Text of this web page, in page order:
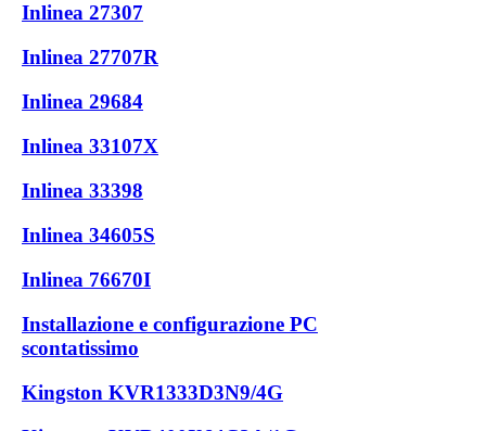
Inlinea 27307
Inlinea 27707R
Inlinea 29684
Inlinea 33107X
Inlinea 33398
Inlinea 34605S
Inlinea 76670I
Installazione e configurazione PC
scontatissimo
Kingston KVR1333D3N9/4G